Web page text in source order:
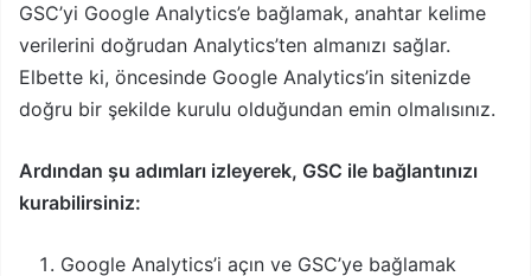
GSC’yi Google Analytics’e bağlamak, anahtar kelime
verilerini doğrudan Analytics’ten almanızı sağlar.
Elbette ki, öncesinde Google Analytics’in sitenizde
doğru bir şekilde kurulu olduğundan emin olmalısınız.
Ardından şu adımları izleyerek, GSC ile bağlantınızı
kurabilirsiniz:
Google Analytics’i açın ve GSC’ye bağlamak